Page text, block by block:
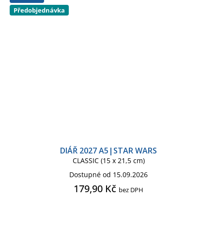
Předobjednávka
DIÁŘ 2027 A5|STAR WARS
CLASSIC (15 x 21,5 cm)
Dostupné od 15.09.2026
179,90 Kč bez DPH